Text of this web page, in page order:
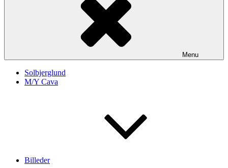
Menu
Solbjerglund
M/Y Cava
Billeder